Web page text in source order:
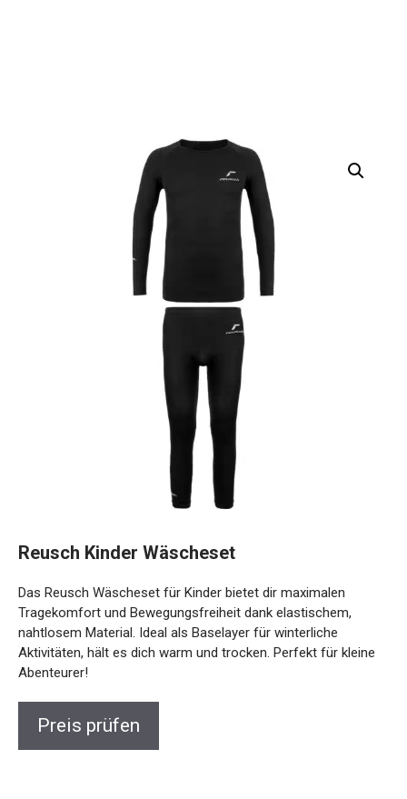
Tragekomfort und Bewegungsfreiheit dank elastischem,
nahtlosem Material. Ideal als Baselayer für winterliche
Aktivitäten, hält es dich warm und trocken. Perfekt für kleine
Abenteurer!